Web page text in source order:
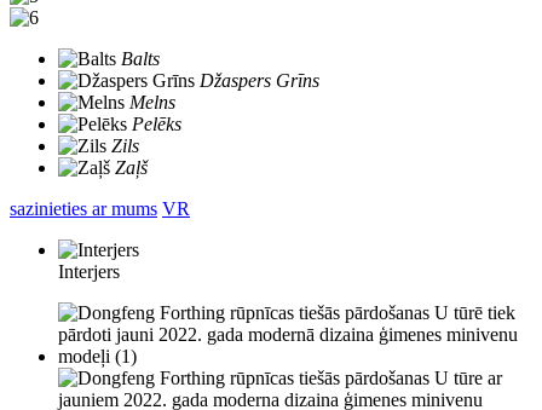
Balts
Džaspers Grīns
Melns
Pelēks
Zils
Zaļš
sazinieties ar mums VR
Interjers